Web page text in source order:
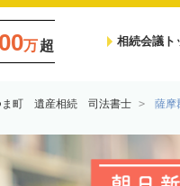
万超 相続会議ト
ま町 遺産相続 司法書士 薩